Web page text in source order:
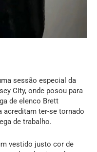
sessão especial da
City, onde posou para
de elenco Brett
acreditam ter-se tornado
de trabalho.
vestido justo cor de